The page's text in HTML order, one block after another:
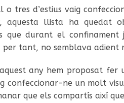
o tres d’estius vaig
aquesta llista ha quedat
que durant el confinament
per tant, no semblava adient
any hem proposat fer
confeccionar-ne un molt
que els compartís així